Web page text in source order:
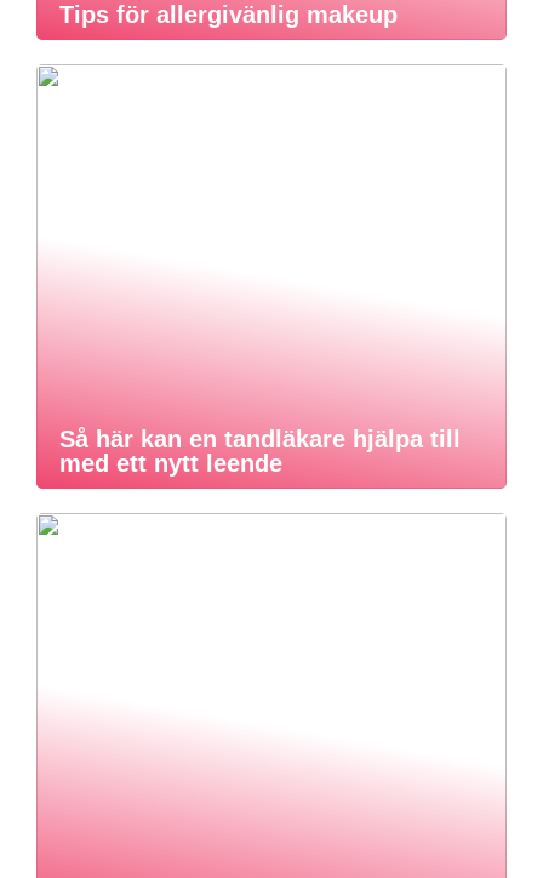
Tips för allergivänlig makeup
Så här kan en tandläkare hjälpa till
med ett nytt leende